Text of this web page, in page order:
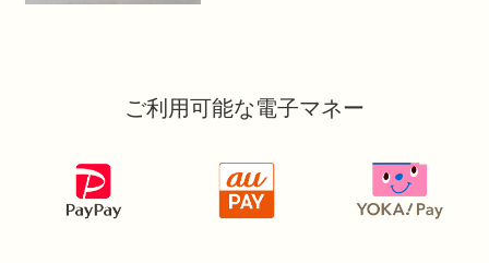
ご利用可能な電子マネー